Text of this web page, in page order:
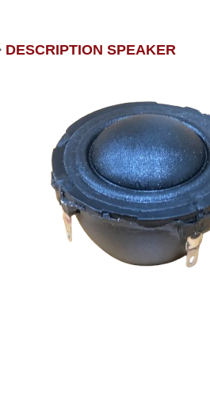
DESCRIPTION SPEAKER